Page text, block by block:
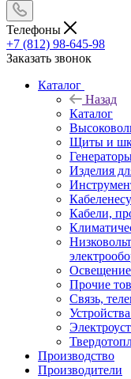
Телефоны
+7 (812) 98-645-98
Заказать звонок
Каталог
Назад
Каталог
Щиты и
Изделия
Кабели,
Освещение
Прочие
Связь,
Производство
Производители